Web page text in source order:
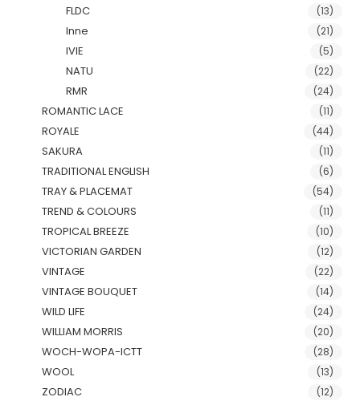
FLDC (13)
Inne (21)
IVIE (5)
NATU (22)
RMR (24)
ROMANTIC LACE (11)
ROYALE (44)
SAKURA (11)
TRADITIONAL ENGLISH (6)
TRAY & PLACEMAT (54)
TREND & COLOURS (11)
TROPICAL BREEZE (10)
VICTORIAN GARDEN (12)
VINTAGE (22)
VINTAGE BOUQUET (14)
WILD LIFE (24)
WILLIAM MORRIS (20)
WOCH-WOPA-ICTT (28)
WOOL (13)
ZODIAC (12)